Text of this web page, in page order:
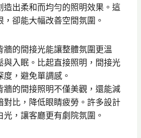
造出柔和而均勻的照明效果。這
卻能大幅改善空間氛圍。
牆的間接光能讓整體氛圍更溫
與入眠。比起直接照明，間接光
，避免單調感。
牆的間接照明不僅美觀，還能減
對比，降低眼睛疲勞。許多設計
，讓客廳更有劇院氛圍。